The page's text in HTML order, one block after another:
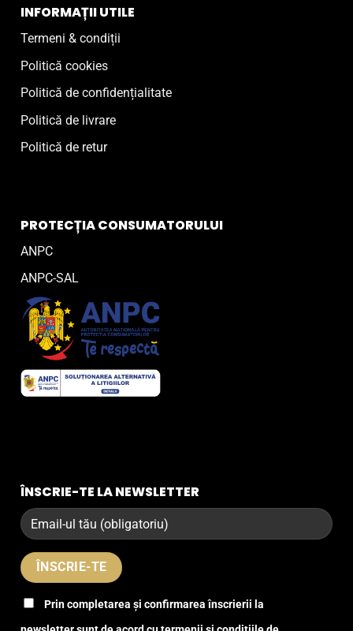
INFORMAȚII UTILE
Termeni & condiții
Politică cookies
Politică de confidențialitate
Politică de livrare
Politică de retur
PROTECȚIA CONSUMATORULUI
ANPC
ANPC-SAL
ÎNSCRIE-TE LA NEWSLETTER
Prin completarea și confirmarea înscrierii la